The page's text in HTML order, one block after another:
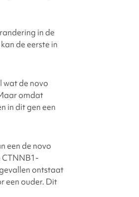
in de
de eerste in
wat de novo
omdat
in dit gen een
een de novo
CTNNB1-
ontstaat
een ouder. Dit